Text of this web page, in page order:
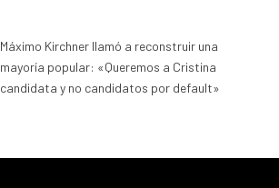
Máximo Kirchner llamó a reconstruir una
mayoría popular: «Queremos a Cristina
candidata y no candidatos por default»